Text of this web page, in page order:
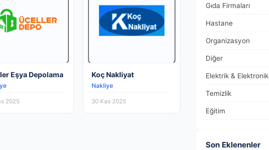
Eşya Depolama
2025
Koç Nakliyat
Nakliye
30 Kas 2025
Gıda Firmaları
Hastane
Organizasyon
Diğer
Elektrik & Elektronik
Temizlik
Eğitim
Son Eklenenler